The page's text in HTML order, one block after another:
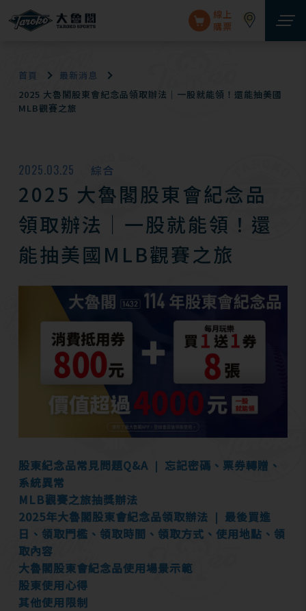
線上
購票
首頁
最新消息
2025 大魯閣股東會紀念品領取辦法│一股就能領！還能抽美國
MLB觀賽之旅
2025.03.25 綜合
2025 大魯閣股東會紀念品
領取辦法│一股就能領！還
能抽美國MLB觀賽之旅
股東紀念品常見問題Q&A ❘ 忘記密碼、票券轉贈、
系統異常
MLB觀賽之旅抽獎辦法
2025年大魯閣股東會紀念品領取辦法 ❘ 最後買進
日、領取門檻、領取時間、領取方式、使用地點、領
取內容
大魯閣股東會紀念品使用場景示範
股東使用心得
其他使用限制